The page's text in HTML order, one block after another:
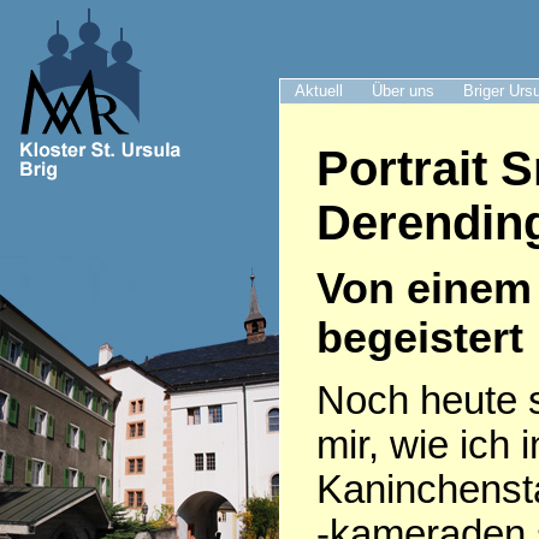
Aktuell Über uns Briger
Portrait
Von
begeistert
Noch heute
mir, wie ich